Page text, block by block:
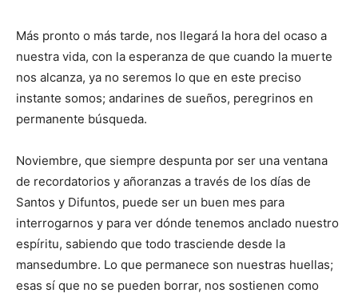
Más pronto o más tarde, nos llegará la hora del ocaso a
nuestra vida, con la esperanza de que cuando la muerte
nos alcanza, ya no seremos lo que en este preciso
instante somos; andarines de sueños, peregrinos en
permanente búsqueda.
Noviembre, que siempre despunta por ser una ventana
de recordatorios y añoranzas a través de los días de
Santos y Difuntos, puede ser un buen mes para
interrogarnos y para ver dónde tenemos anclado nuestro
espíritu, sabiendo que todo trasciende desde la
mansedumbre. Lo que permanece son nuestras huellas;
esas sí que no se pueden borrar, nos sostienen como